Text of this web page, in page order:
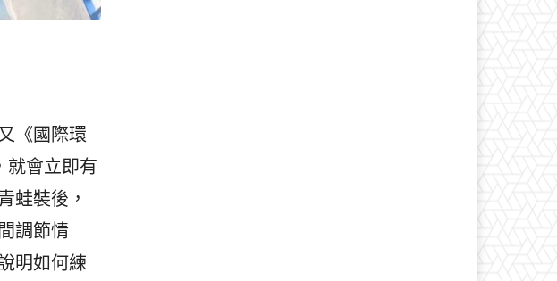
《國際環
就會立即有
蛙裝後，
調節情
明如何練